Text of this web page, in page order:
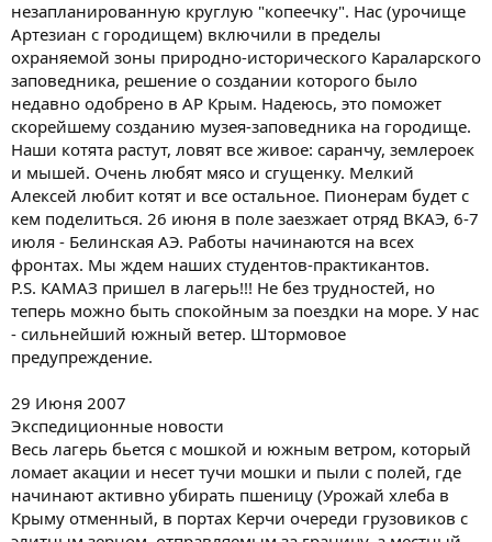
незапланированную круглую "копеечку". Нас (урочище
Артезиан с городищем) включили в пределы
охраняемой зоны природно-исторического Караларского
заповедника, решение о создании которого было
недавно одобрено в АР Крым. Надеюсь, это поможет
скорейшему созданию музея-заповедника на городище.
Наши котята растут, ловят все живое: саранчу, землероек
и мышей. Очень любят мясо и сгущенку. Мелкий
Алексей любит котят и все остальное. Пионерам будет с
кем поделиться. 26 июня в поле заезжает отряд ВКАЭ, 6-7
июля - Белинская АЭ. Работы начинаются на всех
фронтах. Мы ждем наших студентов-практикантов.
P.S. КАМАЗ пришел в лагерь!!! Не без трудностей, но
теперь можно быть спокойным за поездки на море. У нас
- сильнейший южный ветер. Штормовое
предупреждение.
29 Июня 2007
Экспедиционные новости
Весь лагерь бьется с мошкой и южным ветром, который
ломает акации и несет тучи мошки и пыли с полей, где
начинают активно убирать пшеницу (Урожай хлеба в
Крыму отменный, в портах Керчи очереди грузовиков с